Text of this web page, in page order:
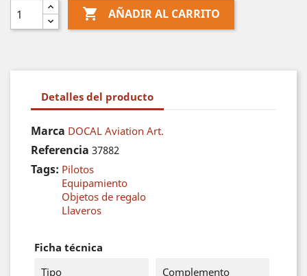
 AÑADIR AL CARRITO
Detalles del producto
Marca DOCAL Aviation Art.
Referencia 37882
Tags: Pilotos
Equipamiento
Objetos de regalo
Llaveros
Ficha técnica
Tipo
Complemento